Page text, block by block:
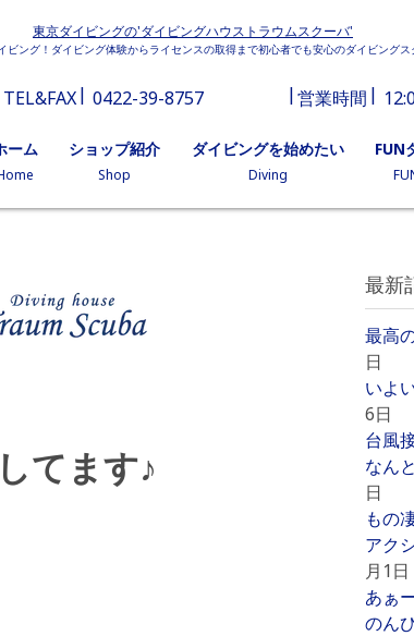
東京ダイビングの'ダイビングハウストラウムスクーバ'
ビング！ダイビング体験からライセンスの取得まで初心者でも安心のダイビングス
TEL&FAX 0422-39-8757 営業時間
ーム ショップ紹介
Shop
ダイビングを始めたい
Diving
FUN
てます♪
最新
最高
日
いよ
6日
台風
なん
日
もの
アク
月1日
あぁ
のん